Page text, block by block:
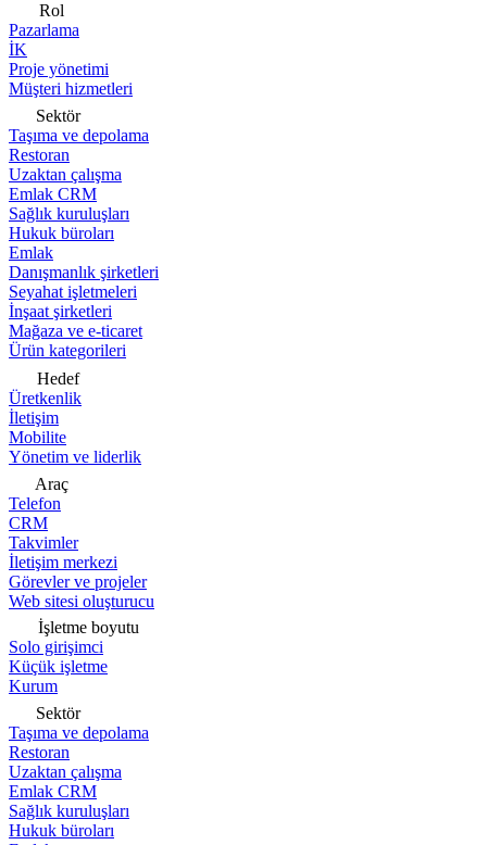
Rol
Pazarlama
İK
Proje yönetimi
Müşteri hizmetleri
Sektör
Taşıma ve depolama
Restoran
Uzaktan çalışma
Emlak CRM
Sağlık kuruluşları
Hukuk büroları
Emlak
Danışmanlık şirketleri
Seyahat işletmeleri
İnşaat şirketleri
Mağaza ve e-ticaret
Ürün kategorileri
Hedef
Üretkenlik
İletişim
Mobilite
Yönetim ve liderlik
Araç
Telefon
CRM
Takvimler
İletişim merkezi
Görevler ve projeler
Web sitesi oluşturucu
İşletme boyutu
Solo girişimci
Küçük işletme
Kurum
Sektör
Taşıma ve depolama
Restoran
Uzaktan çalışma
Emlak CRM
Sağlık kuruluşları
Hukuk büroları